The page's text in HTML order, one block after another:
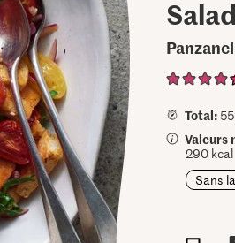
Total:
Valeurs
290 kcal
Sans